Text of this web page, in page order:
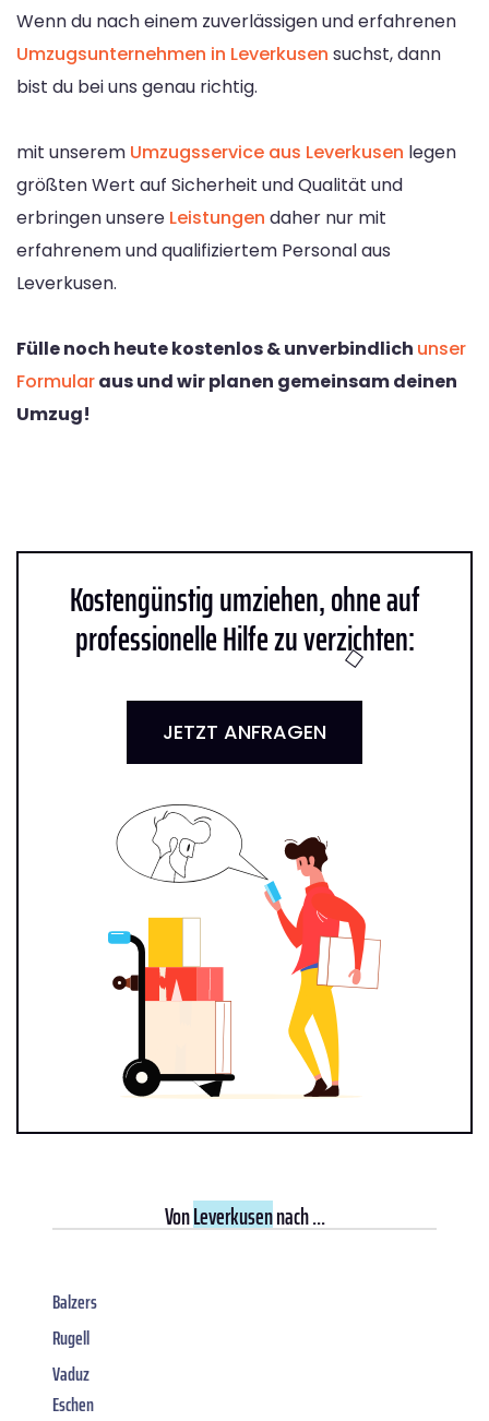
Wenn du nach einem zuverlässigen und erfahrenen
Umzugsunternehmen in Leverkusen suchst, dann
bist du bei uns genau richtig.
mit unserem Umzugsservice aus Leverkusen legen
größten Wert auf Sicherheit und Qualität und
erbringen unsere Leistungen daher nur mit
erfahrenem und qualifiziertem Personal aus
Leverkusen.
Fülle noch heute kostenlos & unverbindlich unser
Formularaus und wir planen gemeinsam deinen
Umzug!
Kostengünstig umziehen, ohne auf
professionelle Hilfe zu verzichten:
JETZT ANFRAGEN
VonLeverkusennach ...
Balzers
Rugell
Vaduz
Eschen